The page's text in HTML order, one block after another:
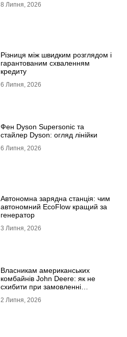
8 Липня, 2026
Різниця між швидким розглядом і
гарантованим схваленням
кредиту
6 Липня, 2026
Фен Dyson Supersonic та
стайлер Dyson: огляд лінійки
6 Липня, 2026
Автономна зарядна станція: чим
автономний EcoFlow кращий за
генератор
3 Липня, 2026
Власникам американських
комбайнів John Deere: як не
схибити при замовленні
2 Липня, 2026